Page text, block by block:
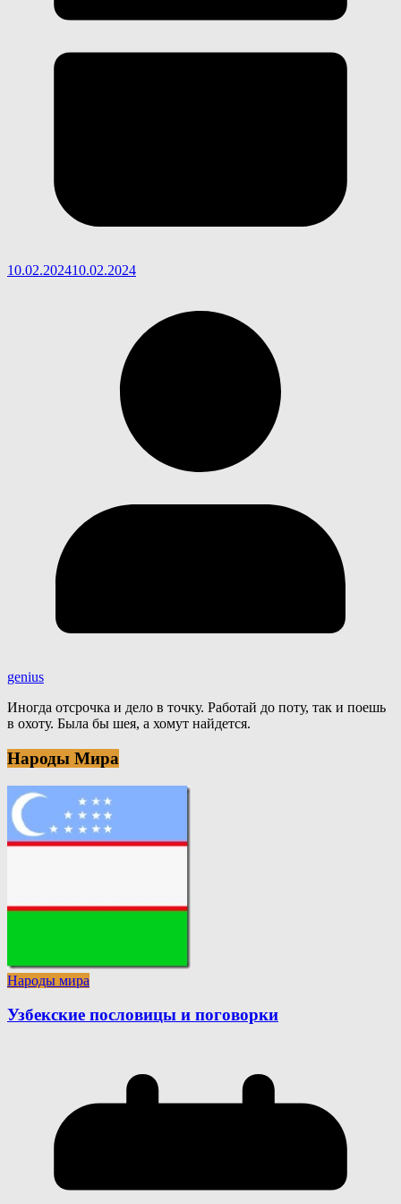
10.02.202410.02.2024
genius
Иногда отсрочка и дело в точку. Работай до поту, так и поешь
в охоту. Была бы шея, а хомут найдется.
Народы Мира
Народы мира
Узбекские пословицы и поговорки